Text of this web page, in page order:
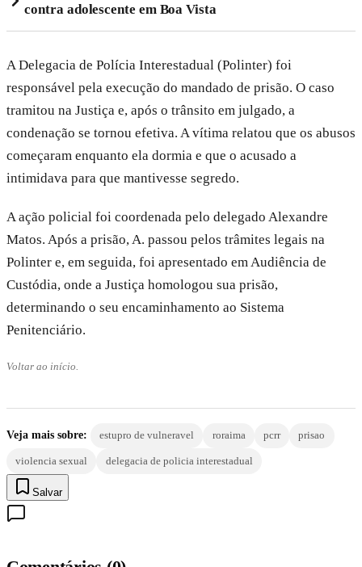
contra adolescente em Boa Vista
A Delegacia de Polícia Interestadual (Polinter) foi
responsável pela execução do mandado de prisão. O caso
tramitou na Justiça e, após o trânsito em julgado, a
condenação se tornou efetiva. A vítima relatou que os abusos
começaram enquanto ela dormia e que o acusado a
intimidava para que mantivesse segredo.
A ação policial foi coordenada pelo delegado Alexandre
Matos. Após a prisão, A. passou pelos trâmites legais na
Polinter e, em seguida, foi apresentado em Audiência de
Custódia, onde a Justiça homologou sua prisão,
determinando o seu encaminhamento ao Sistema
Penitenciário.
Voltar ao início.
Veja mais sobre: estupro de vulneravel roraima pcrr prisao
violencia sexual delegacia de policia interestadual
Salvar